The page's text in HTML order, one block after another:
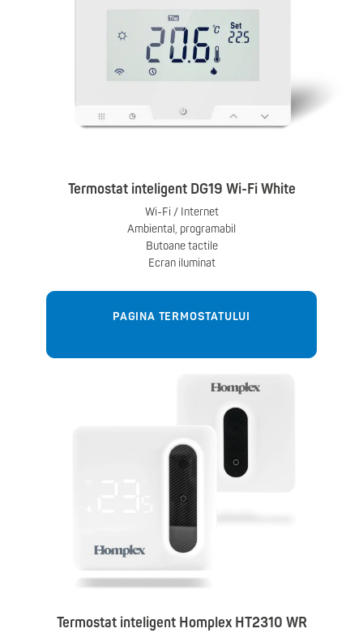
Termostat inteligent DG19 Wi-Fi White
Wi-Fi / Internet
Ambiental, programabil
Butoane tactile
Ecran iluminat
PAGINA TERMOSTATULUI
Termostat inteligent Homplex HT2310 WR